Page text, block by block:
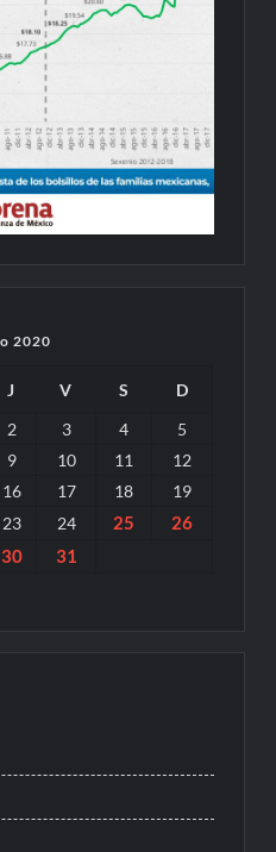
2020
J V S
D
2 3 4
5
9 10 11
12
16 17 18
19
23 24 25
26
30 31